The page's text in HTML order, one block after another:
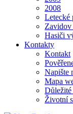
2008
Letecké
Hasiči
Kontakty
Kontakt
Napište
Mapa
Životní